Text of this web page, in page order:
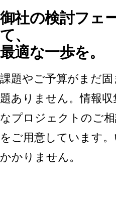
御社の検討フェ
て、
最適な一歩を。
課題やご予算がまだ
題ありません。情報
なプロジェクトのご
をご用意しています
かかりません。